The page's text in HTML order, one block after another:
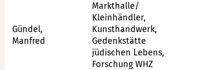
Gündel,
Manfred
Markthalle/
Kleinhändler,
Kunsthandwerk,
Gedenkstätte
jüdischen Lebens,
Forschung WHZ